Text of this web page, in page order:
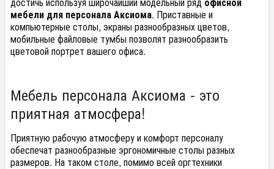
мебели для персонала Аксиома. Приставные и
компьютерные столы, экраны разнообразных цветов,
мобильные файловые тумбы позволят разнообразить
цветовой портрет вашего офиса.
Мебель персонала Аксиома - это
приятная атмосфера!
Приятную рабочую атмосферу и комфорт персоналу
обеспечат разнообразные эргономичные столы разных
размеров. На таком столе, помимо всей оргтехники